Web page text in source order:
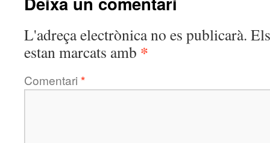
L'adreça electrònica no es publicarà.
estan marcats amb *
Comentari *